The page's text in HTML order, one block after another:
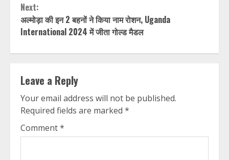
Next:
अल्मोड़ा की इन 2 बहनों ने किया नाम रोशन, Uganda
International 2024 में जीता गोल्ड मैडल
Leave a Reply
Your email address will not be published.
Required fields are marked *
Comment*